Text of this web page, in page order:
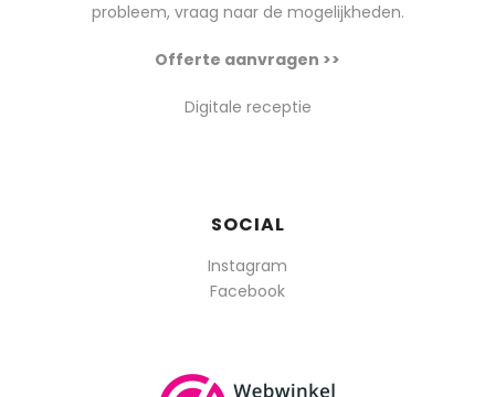
probleem, vraag naar de mogelijkheden.
Offerte aanvragen >>
Digitale receptie
SOCIAL
Instagram
Facebook